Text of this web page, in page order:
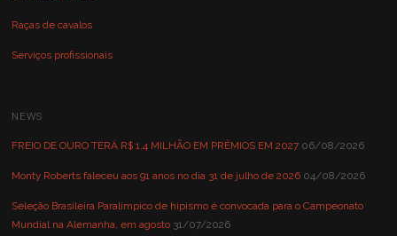
Raças de cavalos
Serviços profissionais
NEWS
FREIO DE OURO TERÁ R$ 1,4 MILHÃO EM PRÊMIOS EM 2027 06/08/2026
Monty Roberts faleceu aos 91 anos no dia 31 de julho de 2026 04/08/2026
Seleção Brasileira Paralímpico de hipismo é convocada para o Campeonato
Mundial na Alemanha, em agosto 31/07/2026